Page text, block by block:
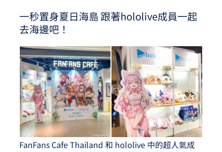
一秒置身夏日海島 跟著hololive成員一起
去海邊吧！
FanFans Cafe Thailand 和 hololive 中的超人氣成